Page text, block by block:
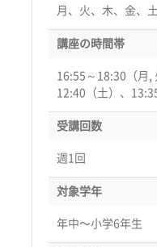
月、火、木、金、土
講座の時間帯
16:55～18:30（月,
12:40（土）、
受講回数
週1回
対象学年
年中〜小学6年生